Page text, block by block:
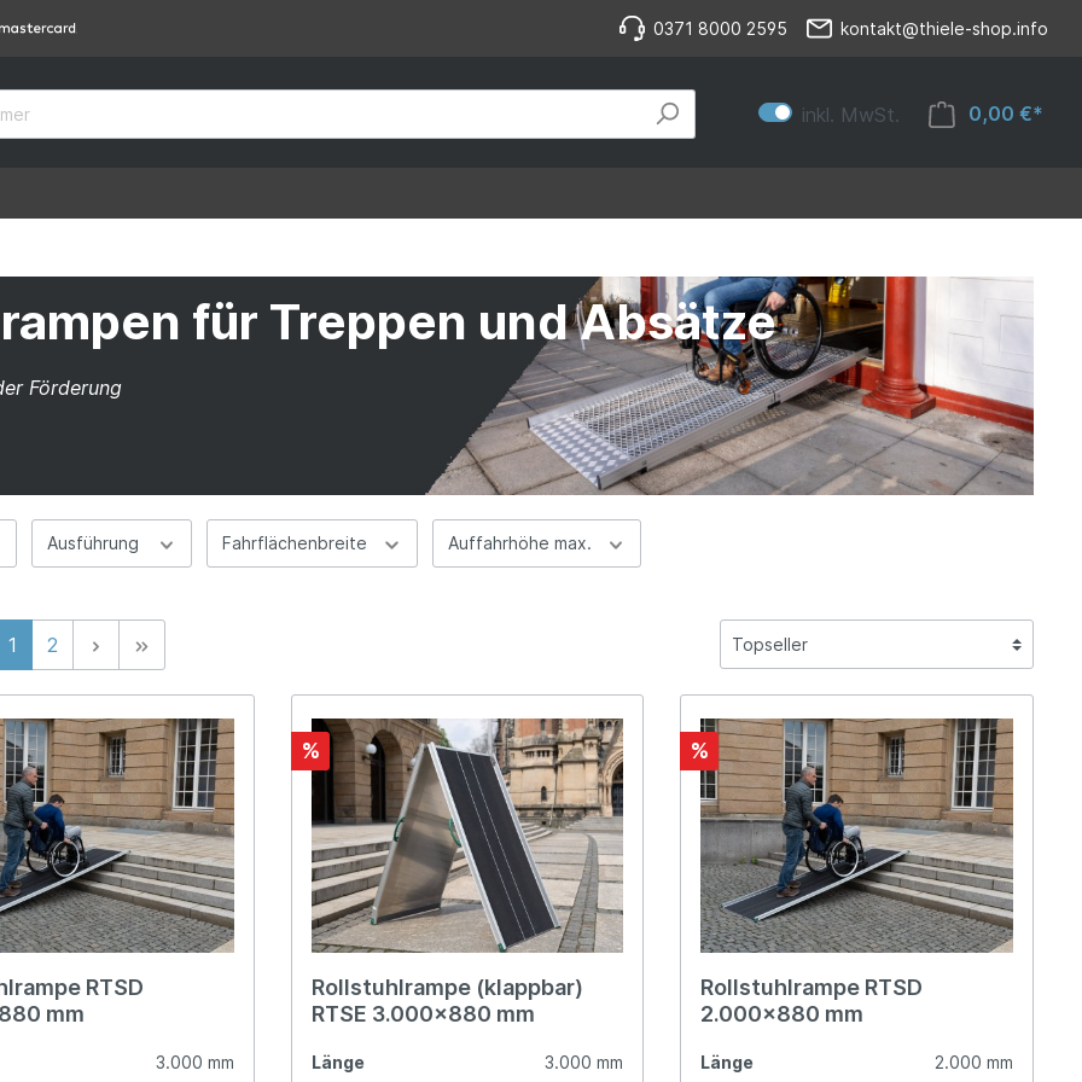
0371 8000 2595 kontakt@thiele-shop.info
inkl. MwSt. 0,00 €*
für Treppen und Absätze
Förderung
Ausführung Fahrflächenbreite Auffahrhöhe max.
1 2
RTSD
mm
3.000 mm
%
Rollstuhlrampe (klappbar)
RTSE 3.000x880 mm
Länge 3.000 mm
%
Rollstuhlrampe RTSD
2.000x880 mm
Länge 2.000 mm